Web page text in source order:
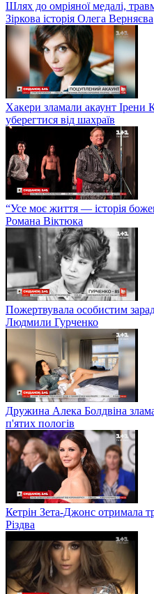
Шлях до омріяної медалі,
Зіркова історія Олега Верняєва
Хакери зламали акаунт Ірени
уберегтися від шахраїв
“Усе моє життя — історія
Романа Віктюка
Пожертвувала особистим
Людмили Гурченко
Дружина Алека Болдвіна
п'ятих пологів
Кетрін Зета-Джонс отримала
Різдва